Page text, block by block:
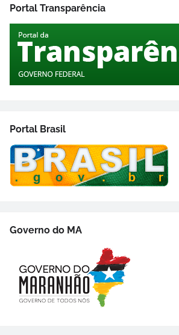
Portal Transparência
Portal Brasil
Governo do MA